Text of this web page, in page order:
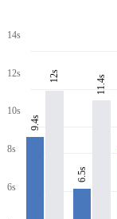
14s
12s
10s
8s
6s
9.4s
12s
6.5s
11.4s